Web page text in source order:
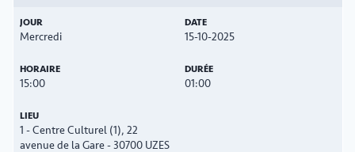
Mercredi 15-10-2025
15:00 01:00
1 - Centre Culturel (1), 22
avenue de la Gare - 30700 UZES